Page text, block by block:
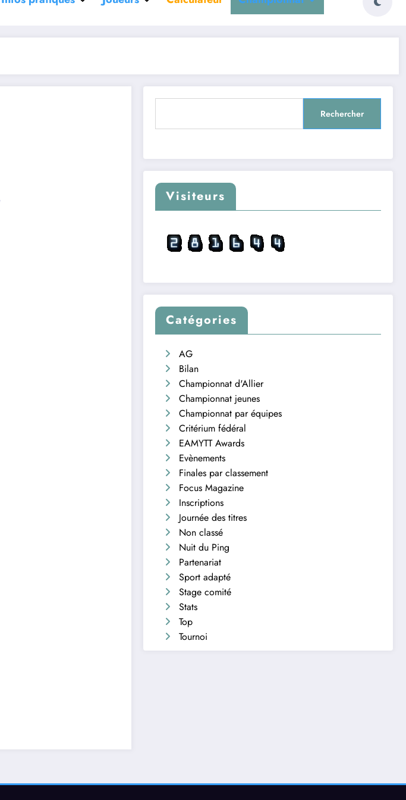
Rechercher
Visiteurs
Catégories
AG
Bilan
Championnat d'Allier
Championnat jeunes
Championnat par équipes
Critérium fédéral
EAMYTT Awards
Evènements
Finales par classement
Focus Magazine
Inscriptions
Journée des titres
Non classé
Nuit du Ping
Partenariat
Sport adapté
Stage comité
Stats
Top
Tournoi